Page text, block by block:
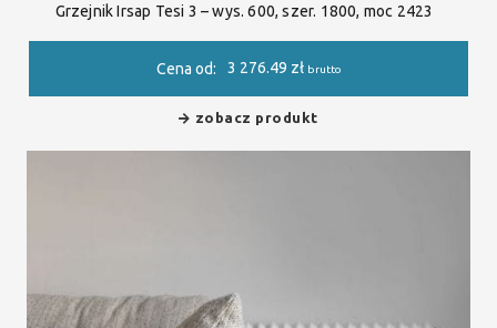
Grzejnik Irsap Tesi 3 – wys. 600, szer. 1800, moc 2423
Cena od: 3 276.49 zł brutto
zobacz produkt